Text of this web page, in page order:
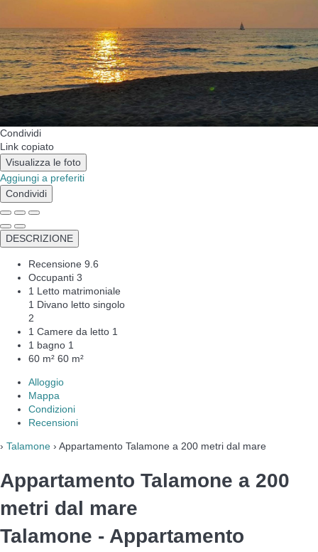
Condividi
Link copiato
Visualizza le foto
Aggiungi a preferiti
Condividi
DESCRIZIONE
Recensione 9.6
Occupanti 3
1 Letto matrimoniale
1 Divano letto singolo
2
1 Camere da letto 1
1 bagno 1
60 m² 60 m²
Alloggio
Mappa
Condizioni
Recensioni
› Talamone › Appartamento Talamone a 200 metri dal mare
Appartamento Talamone a 200
metri dal mare
Talamone - Appartamento